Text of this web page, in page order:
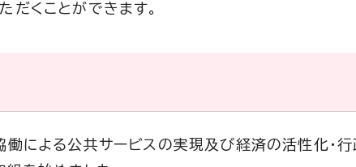
くことができます。
働による公共サービスの実現及び経済の活性化・